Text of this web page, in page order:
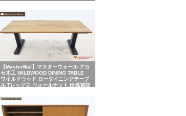
【MasterWal】マスターウォール アカ
セ木工 WILDWOOD DINING TABLE
ワイルドウッド ローダイニングテーブ
ル Tレッグス ウォールナット 出張買取